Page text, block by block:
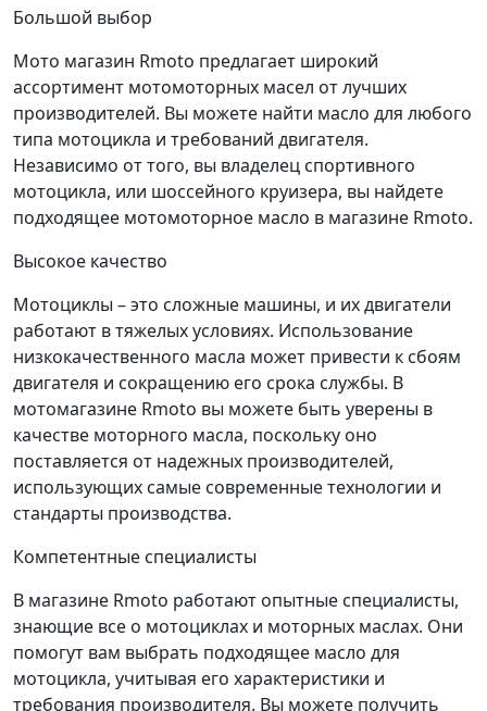
Большой выбор
Мото магазин Rmoto предлагает широкий
ассортимент мотомоторных масел от лучших
производителей. Вы можете найти масло для любого
типа мотоцикла и требований двигателя.
Независимо от того, вы владелец спортивного
мотоцикла, или шоссейного круизера, вы найдете
подходящее мотомоторное масло в магазине Rmoto.
Высокое качество
Мотоциклы – это сложные машины, и их двигатели
работают в тяжелых условиях. Использование
низкокачественного масла может привести к сбоям
двигателя и сокращению его срока службы. В
мотомагазине Rmoto вы можете быть уверены в
качестве моторного масла, поскольку оно
поставляется от надежных производителей,
использующих самые современные технологии и
стандарты производства.
Компетентные специалисты
В магазине Rmoto работают опытные специалисты,
знающие все о мотоциклах и моторных маслах. Они
помогут вам выбрать подходящее масло для
мотоцикла, учитывая его характеристики и
требования производителя. Вы можете получить